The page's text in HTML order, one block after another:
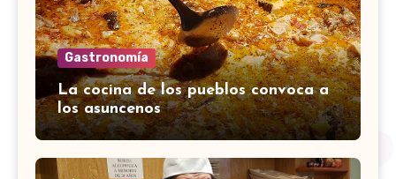
Gastronomía
La cocina de los pueblos convoca a
los asuncenos